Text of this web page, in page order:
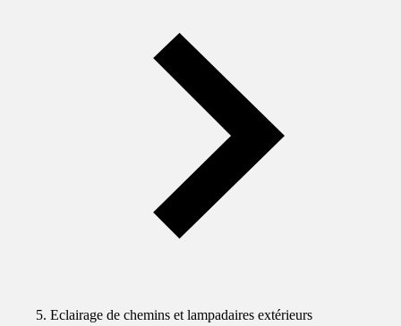
Eclairage de chemins et lampadaires extérieurs